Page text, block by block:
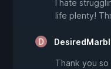
I hate
life plenty!
Thank you so